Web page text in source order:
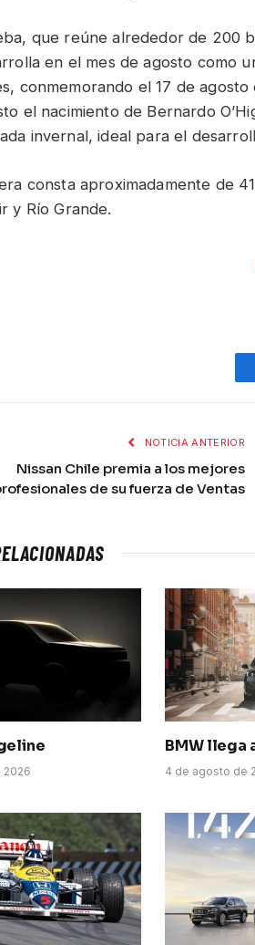
que reúne alrededor de 200
en el mes de agosto como
conmemorando el 17 de
el nacimiento de Bernardo
invernal, ideal para el
consta aproximadamente de
y Río Grande.
NOTICIA ANTERIOR
Nissan Chile premia a los mejores
de su fuerza de Ventas
2026
BMW llega
4 de agosto de